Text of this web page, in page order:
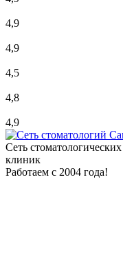
4,9
4,9
4,5
4,8
4,9
Сеть стоматологических
клиник
Работаем с 2004 года!